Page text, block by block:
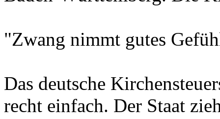
"Zwang nimmt gutes
Das deutsche
recht einfach. Der Staat